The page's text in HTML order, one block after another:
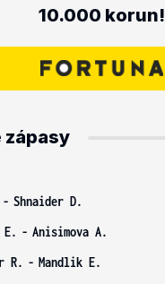
10.000 korun!
zápasy
- Shnaider D.
- Anisimova A.
R. - Mandlik E.